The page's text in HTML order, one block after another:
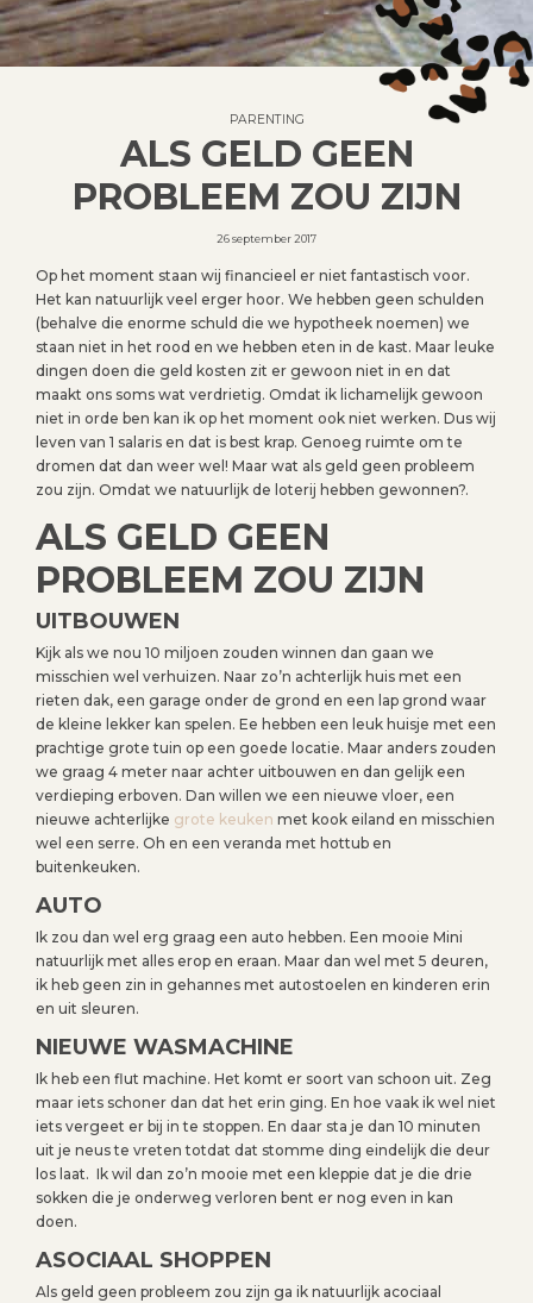
PARENTING
ALS GELD GEEN
PROBLEEM ZOU ZIJN
26 september 2017
Op het moment staan wij financieel er niet fantastisch voor.
Het kan natuurlijk veel erger hoor. We hebben geen schulden
(behalve die enorme schuld die we hypotheek noemen) we
staan niet in het rood en we hebben eten in de kast. Maar leuke
dingen doen die geld kosten zit er gewoon niet in en dat
maakt ons soms wat verdrietig. Omdat ik lichamelijk gewoon
niet in orde ben kan ik op het moment ook niet werken. Dus wij
leven van 1 salaris en dat is best krap. Genoeg ruimte om te
dromen dat dan weer wel! Maar wat als geld geen probleem
zou zijn. Omdat we natuurlijk de loterij hebben gewonnen?.
ALS GELD GEEN
PROBLEEM ZOU ZIJN
UITBOUWEN
Kijk als we nou 10 miljoen zouden winnen dan gaan we
misschien wel verhuizen. Naar zo’n achterlijk huis met een
rieten dak, een garage onder de grond en een lap grond waar
de kleine lekker kan spelen. Ee hebben een leuk huisje met een
prachtige grote tuin op een goede locatie. Maar anders zouden
we graag 4 meter naar achter uitbouwen en dan gelijk een
verdieping erboven. Dan willen we een nieuwe vloer, een
nieuwe achterlijke grote keuken met kook eiland en misschien
wel een serre. Oh en een veranda met hottub en
buitenkeuken.
AUTO
Ik zou dan wel erg graag een auto hebben. Een mooie Mini
natuurlijk met alles erop en eraan. Maar dan wel met 5 deuren,
ik heb geen zin in gehannes met autostoelen en kinderen erin
en uit sleuren.
NIEUWE WASMACHINE
Ik heb een flut machine. Het komt er soort van schoon uit. Zeg
maar iets schoner dan dat het erin ging. En hoe vaak ik wel niet
iets vergeet er bij in te stoppen. En daar sta je dan 10 minuten
uit je neus te vreten totdat dat stomme ding eindelijk die deur
los laat. Ik wil dan zo’n mooie met een kleppie dat je die drie
sokken die je onderweg verloren bent er nog even in kan
doen.
ASOCIAAL SHOPPEN
Als geld geen probleem zou zijn ga ik natuurlijk acociaal